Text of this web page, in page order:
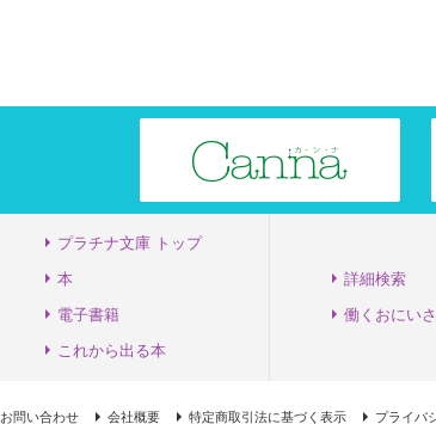
プラチナ文庫 トップ
本
電子書籍
これから出る本
詳細検索
働くおにい
お問い合わせ 会社概要 特定商取引法に基づく表示 プライバ